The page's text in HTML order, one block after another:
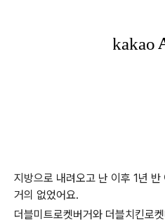
지방으로 내려오고 난 이후 1년
거의 없었어요.
더블미트로켓버거와 더블치킨로